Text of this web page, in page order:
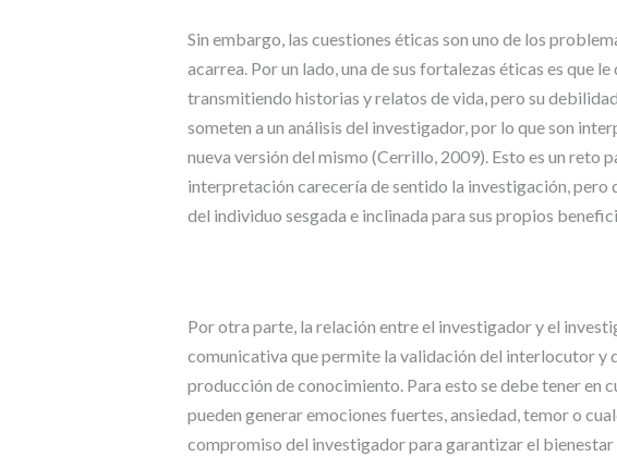
Sin embargo, las cuestiones éticas son uno de los
acarrea. Por un lado, una de sus fortalezas éticas es que le
transmitiendo historias y relatos de vida, pero su
someten a un análisis del investigador, por lo que son
nueva versión del mismo (Cerrillo, 2009). Esto es un reto
interpretación carecería de sentido la investigación, pero
del individuo sesgada e inclinada para sus propios
Por otra parte, la relación entre el investigador y el
comunicativa que permite la validación del interlocutor y
producción de conocimiento. Para esto se debe tener en
pueden generar emociones fuertes, ansiedad, temor o
compromiso del investigador para garantizar el